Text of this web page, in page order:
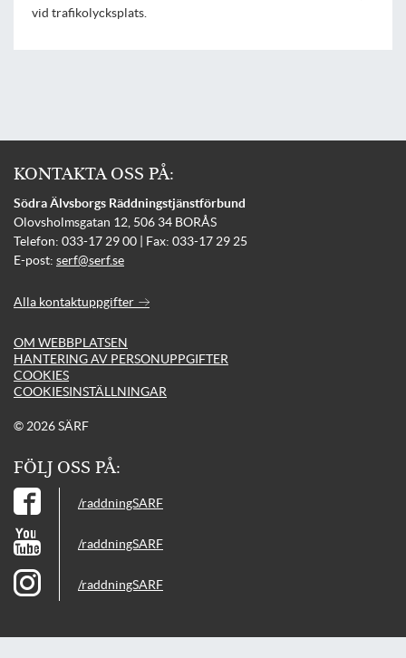
vid trafikolycksplats.
KONTAKTA OSS PÅ:
Södra Älvsborgs Räddningstjänstförbund
Olovsholmsgatan 12, 506 34 BORÅS
Telefon: 033-17 29 00 | Fax: 033-17 29 25
E-post: serf@serf.se
Alla kontaktuppgifter
OM WEBBPLATSEN
HANTERING AV PERSONUPPGIFTER
COOKIES
COOKIESINSTÄLLNINGAR
© 2026 SÄRF
FÖLJ OSS PÅ:
/raddningSARF
/raddningSARF
/raddningSARF